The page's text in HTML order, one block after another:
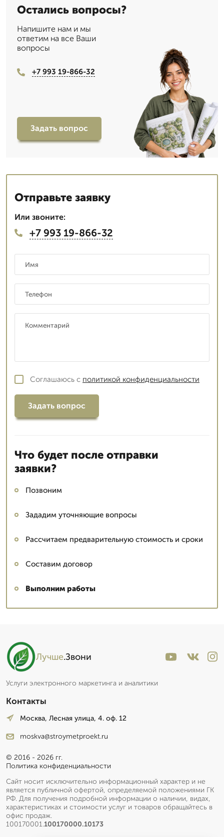
Остались вопросы?
Напишите нам и мы
ответим на все Ваши
вопросы
+7 993 19-866-32
Задать вопрос
Отправьте заявку
Или звоните:
+7 993 19-866-32
Соглашаюсь с политикой конфиденциальности
Задать вопрос
Что будет после отправки
заявки?
Позвоним
Зададим уточняющие вопросы
Рассчитаем предварительную стоимость и сроки
Составим договор
Выполним работы
Лучше.Звони
Услуги электронного маркетинга и аналитики
Контакты
Москва, Лесная улица, 4. оф. 12
moskva@stroymetproekt.ru
© 2016 - 2026 гг.
Политика конфиденциальности
Сайт носит исключительно информационный характер и не
является публичной офертой, определяемой положениями ГК
РФ. Для получения подробной информации о наличии, видах,
характеристиках и стоимости услуг и товаров обращайтесь в
офис продаж.
100170001.100170000.10173